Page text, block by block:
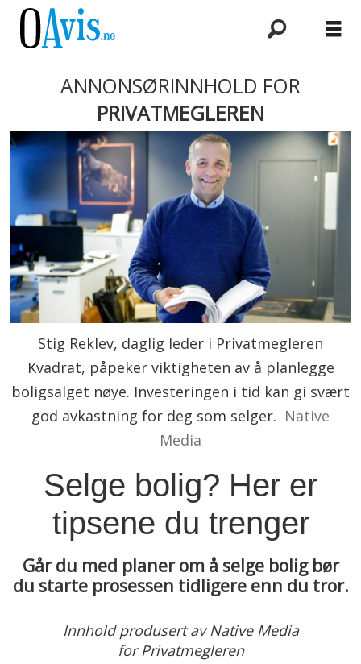
ANNONSØRINNHOLD FOR
PRIVATMEGLEREN
Stig Reklev, daglig leder i Privatmegleren
Kvadrat, påpeker viktigheten av å planlegge
boligsalget nøye. Investeringen i tid kan gi svært
god avkastning for deg som selger. Native
Media
Selge bolig? Her er
tipsene du trenger
Går du med planer om å selge bolig bør
du starte prosessen tidligere enn du tror.
Innhold produsert av Native Media
for Privatmegleren